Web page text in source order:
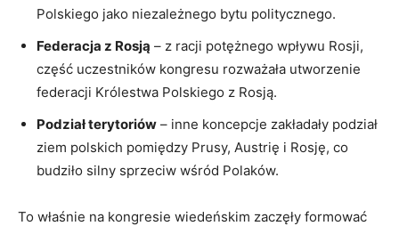
Polskiego jako niezależnego bytu politycznego.
Federacja z Rosją – z racji potężnego wpływu Rosji,
część uczestników kongresu rozważała utworzenie
federacji Królestwa Polskiego z Rosją.
Podział terytoriów – inne koncepcje zakładały podział
ziem polskich pomiędzy Prusy, Austrię i Rosję, co
budziło silny sprzeciw wśród Polaków.
To właśnie na kongresie wiedeńskim zaczęły formować